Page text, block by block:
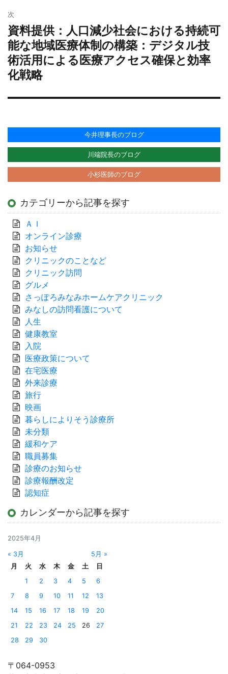
次
次
の
投
稿:
資料提供：人口減少社会における持続可
能な地域医療体制の構築：デジタル技
術活用による医療アクセス確保と効率
化戦略
今井理事長のブログ
川端院長のブログ
小杉医師のブログ
カテゴリーから記事を探す
ＡＩ
オンライン診療
お知らせ
クリニックのことなど
クリニック訪問
グルメ
さっぽろみなみホームケアクリニック
みなしの訪問看護について
人生
健康教室
入院
医療政策について
在宅医療
外来診療
旅行
映画
暮らしによりそう診療所
未分類
緩和ケア
職員募集
診療のお知らせ
診療報酬改定
認知症
カレンダーから記事を探す
2025年4月
« 3月
5月 »
月
火 水 木 金 土
日
1
2 3 4 5
6
7
8 9 10 11 12
13
14
15 16 17 18 19
20
21
22 23 24 25 26
27
28
29 30
〒064-0953